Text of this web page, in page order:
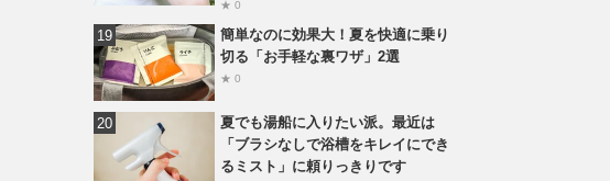
★ 0
簡単なのに効果大！夏を快適に乗り
切る「お手軽な裏ワザ」2選
★ 0
夏でも湯船に入りたい派。最近は
「ブラシなしで浴槽をキレイにでき
るミスト」に頼りっきりです